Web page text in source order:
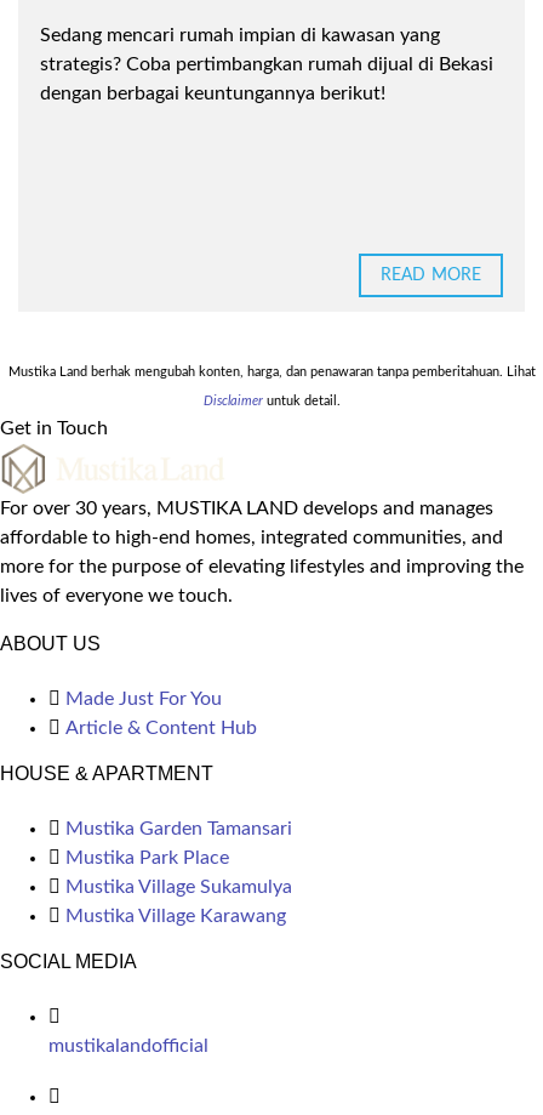
Sedang mencari rumah impian di kawasan yang
strategis? Coba pertimbangkan rumah dijual di Bekasi
dengan berbagai keuntungannya berikut!
READ MORE
Mustika Land berhak mengubah konten, harga, dan penawaran tanpa pemberitahuan. Lihat
Disclaimeruntuk detail.
Get in Touch
For over 30 years, MUSTIKA LAND develops and manages
affordable to high-end homes, integrated communities, and
more for the purpose of elevating lifestyles and improving the
lives of everyone we touch.
ABOUT US
Made Just For You
Article & Content Hub
HOUSE & APARTMENT
Mustika Garden Tamansari
Mustika Park Place
Mustika Village Sukamulya
Mustika Village Karawang
SOCIAL MEDIA
mustikalandofficial